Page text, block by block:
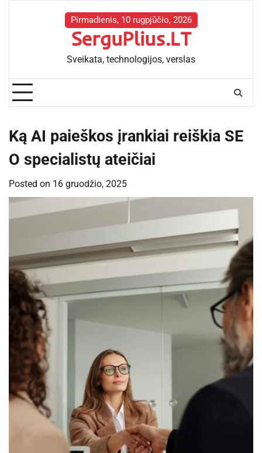
Pirmadienis, 10 rugpjūčio, 2026
SerguPlius.LT
Sveikata, technologijos, verslas
Ką AI paieškos įrankiai reiškia SE
O specialistų ateičiai
Posted on 16 gruodžio, 2025